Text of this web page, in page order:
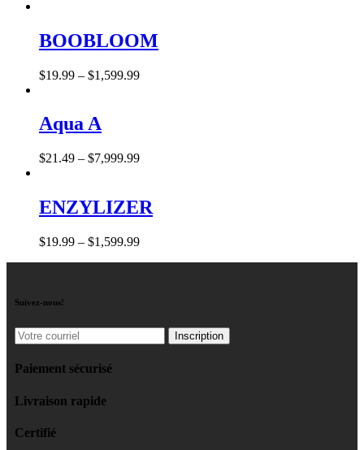
BOOBLOOM
$19.99 – $1,599.99
Aqua A
$21 .49 – $7,999.99
ENZYLIZER
$19.99 – $1,599.99
Suivez-nous!
Paiement sécurisé
Livraison rapide
Certifié